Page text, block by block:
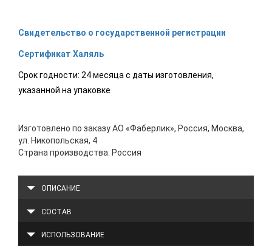
Свидетельство о государственной регистрации
Сертификат Халяль
Срок годности: 24 месяца с даты изготовления,
указанной на упаковке
Изготовлено по заказу АО «Фаберлик», Россия, Москва,
ул. Никопольская, 4
Страна производства: Россия
ОПИСАНИЕ
СОСТАВ
ИСПОЛЬЗОВАНИЕ